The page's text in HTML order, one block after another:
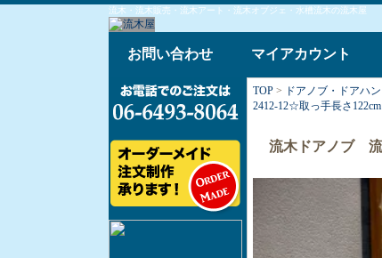
流木・流木販売・流木アート・流木オブジェ・水槽流木の流木屋
お問い合わせ マイアカウント
TOP > ドアノブ・ドアハ
2412-12☆取っ手長さ
流木ドアノブ